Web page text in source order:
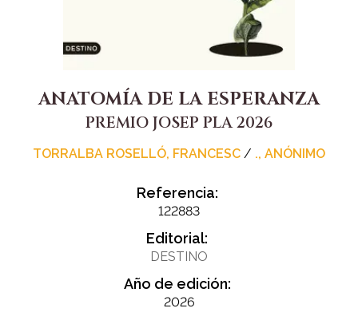
ANATOMÍA DE LA ESPERANZA
PREMIO JOSEP PLA 2026
TORRALBA ROSELLÓ, FRANCESC / ., ANÓNIMO
Referencia:
122883
Editorial:
DESTINO
Año de edición:
2026